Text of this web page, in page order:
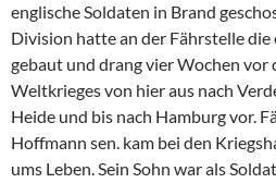
englische Soldaten in Brand
Division hatte an der Fährstelle
gebaut und drang vier Wochen vor
Weltkrieges von hier aus nach
Heide und bis nach Hamburg vor.
Hoffmann sen. kam bei den
ums Leben. Sein Sohn war als